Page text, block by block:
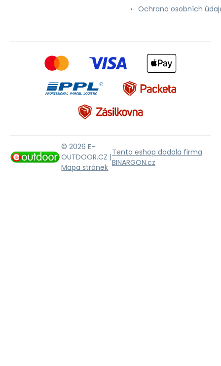
Ochrana osobních
© 2026 E-
OUTDOOR.CZ |
Mapa stránek
Tento eshop dodala firma
BINARGON.cz